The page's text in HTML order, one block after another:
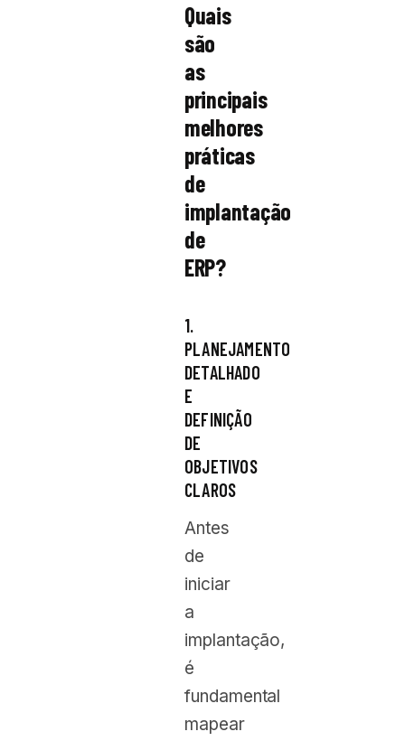
Quais
são
as
principais
melhores
práticas
de
implantação
de
ERP?
1.
PLANEJAMENTO
DETALHADO
E
DEFINIÇÃO
DE
OBJETIVOS
CLAROS
Antes
de
iniciar
a
implantação,
é
fundamental
mapear